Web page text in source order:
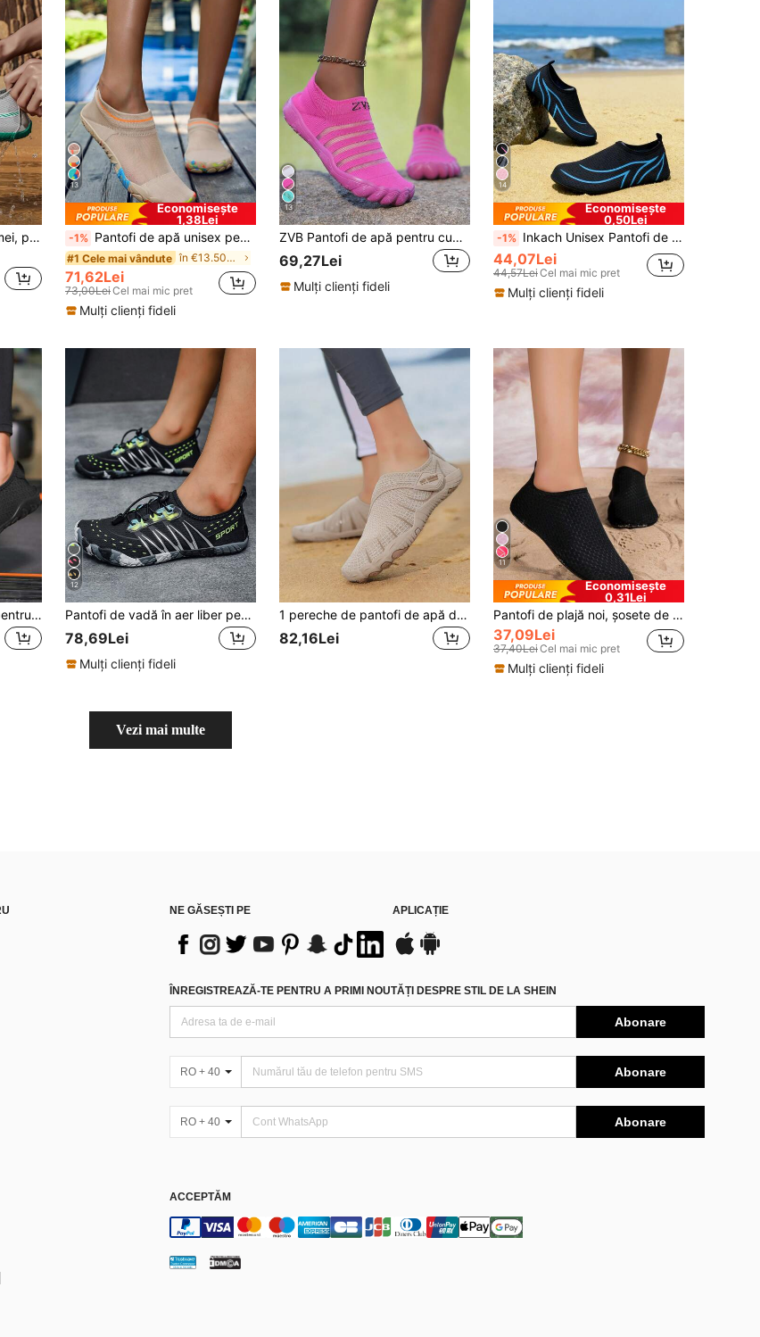
Pantofi de apă pentru femei, pantofi de plajă unisex ușori cu uscare rapidă, pantofi sport barefoot, pantofi de înot și apă, pantofi pentru trekking în râu
13
Economisește
1,38Lei
-1% Pantofi de apă unisex pentru înot, plajă, scufundări, șosete aquatice cu talpă moale, antiderapante și antităiere
#1 Cele mai vândute în €13.50-€18 Pantofi de exterior pentru femei
71,62Lei
73,00LeiCel mai mic pret
Mulți clienți fideli
13
ZVB Pantofi de apă pentru cupluri, potriviți pentru pasionații de picioarele goale, pantofi de plajă cu talpă moale pentru femei pentru înot, scufundări, sandale de vară cu uscare rapidă în aer liber, pantofi de apă pentru pescuit, pantofi de vad respirabili
69,27Lei
Mulți clienți fideli
14
Economisește
0,50Lei
-1% Inkach Unisex Pantofi de apă cu uscare rapidă, pantofi de yoga respirabili pentru fitness în interior, șosete aquatice pentru exterior pentru plajă, înot, drumeții
44,07Lei
44,57LeiCel mai mic pret
Mulți clienți fideli
Pantofi sport minimalisti pentru femei, pantofi sport pentru apă, ținute de plajă, papuci de plajă pentru femei
12
Pantofi de vadă în aer liber pentru bărbați și femei, pantofi de pescuit de vară antiderapanți respirabili cu uscare rapidă, pantofi de apă casual ușori cu suprafață din plasă
78,69Lei
Mulți clienți fideli
1 pereche de pantofi de apă de vară pentru femei, cu model dungat, design cu cataramă, pantofi de înot cu cinci degete, cu uscare rapidă, joasă, antiderapanți, pentru drumeții în aer liber, tip barefoo
82,16Lei
11
Economisește
0,31Lei
Pantofi de plajă noi, șosete de apă antiderapante, pantofi de alergare respirabili, pantofi de scufă cu talpă moale, unisex pentru parc acvatic, pantofi de snorkeling anti-taietură, cu uscare rapidă
37,09Lei
37,40LeiCel mai mic pret
Mulți clienți fideli
Vezi mai multe
NE GĂSEȘTI PE APLICAȚIE
ÎNREGISTREAZĂ-TE PENTRU A PRIMI NOUTĂȚI DESPRE STIL DE LA SHEIN
Abonare
RO + 40 Abonare
RO + 40 Abonare
ACCEPTĂM